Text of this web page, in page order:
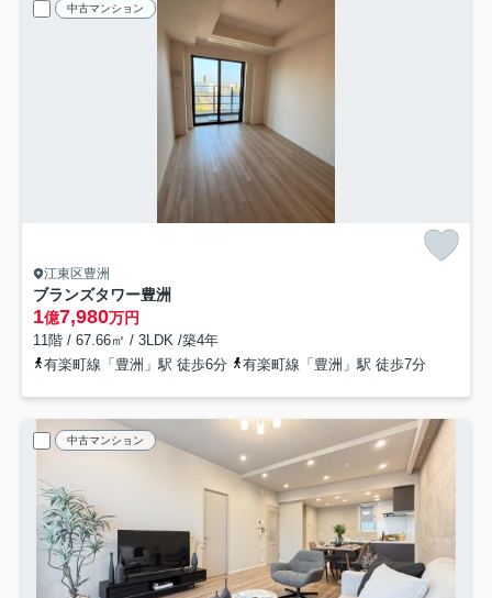
中古マンション
江東区豊洲
ブランズタワー豊洲
1億7,980万円
11階 / 67.66㎡ / 3LDK /築4年
有楽町線「豊洲」駅 徒歩6分
有楽町線「豊洲」駅 徒歩7分
中古マンション